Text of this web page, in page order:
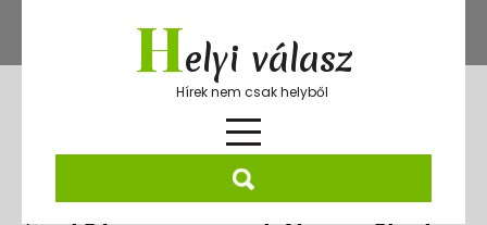
content
Helyi válasz
Hírek nem csak helyből
Egyedi karrierlehetőségek